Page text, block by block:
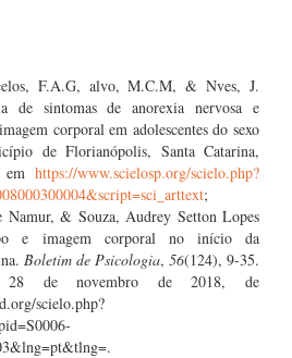
F.A.G, alvo, M.C.M, & Nves, J.
de sintomas de anorexia nervosa e
corporal em adolescentes do sexo
de Florianópolis, Santa Catarina,
https://www.scielosp.org/scielo.php?
;
Namur, & Souza, Audrey Setton Lopes
e imagem corporal no início da
Boletim de Psicologia, 56(124), 9-35.
28 de novembro de 2018, de
scielo.php?